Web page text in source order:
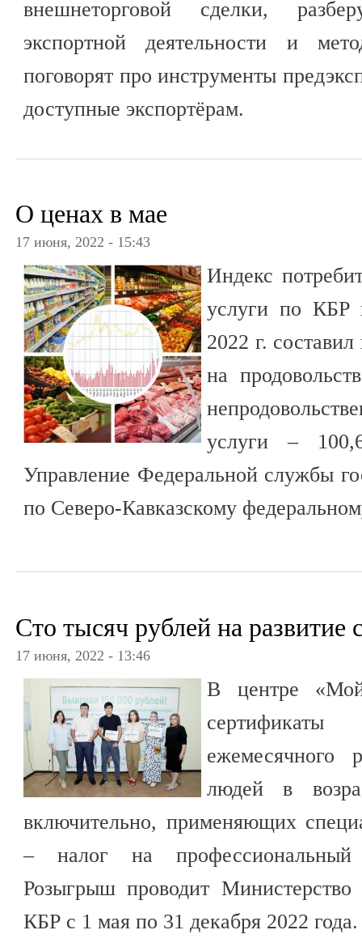
внешнеторговой сделки,
экспортной деятельности и
поговорят про инструменты
доступные экспортёрам.
О ценах в мае
17 июня, 2022 - 15:43
Индекс
услуги по КБР
2022 г.
на
услуги –
Управление Федеральной службы
по Северо-Кавказскому
Сто тысяч рублей на развитие
17 июня, 2022 - 13:46
В центре
ежемесячного
людей в
включительно, применяющих
– налог на профессиональный
Розыгрыш проводит Министерство
КБР с 1 мая по 31 декабря 2022 года.